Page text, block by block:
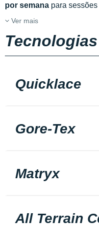
por semana para
Ver mais
Tecnologias
Quicklace
Gore-Tex
Matryx
All Terrain